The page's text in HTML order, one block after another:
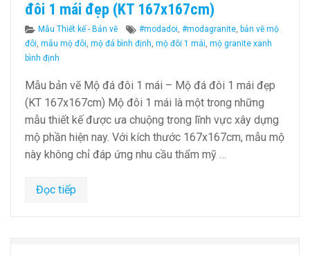
đôi 1 mái đẹp (KT 167x167cm)
Categories
Mẫu Thiết kế - Bản vẽ Tags
#modadoi, #modagranite, bản vẽ mộ
đôi, mẫu mộ đôi, mộ đá bình định, mộ đôi 1 mái, mộ granite xanh
bình định
Mẫu bản vẽ Mộ đá đôi 1 mái – Mộ đá đôi 1 mái đẹp
(KT 167x167cm) Mộ đôi 1 mái là một trong những
mẫu thiết kế được ưa chuộng trong lĩnh vực xây dựng
mộ phần hiện nay. Với kích thước 167x167cm, mẫu mộ
này không chỉ đáp ứng nhu cầu thẩm mỹ …
Đọc tiếp